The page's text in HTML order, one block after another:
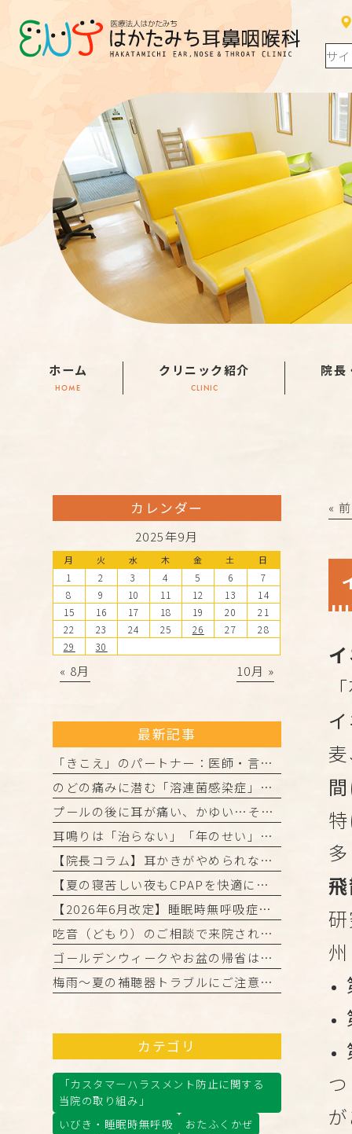
ホーム
HOME
クリニック紹介
CLINIC
院長
«
カレンダー
2025年9月
月 火 水 木 金 土 日
1 2 3 4 5 6
7
8
9 10 11 12 13
14
15
16 17 18 19 20
21
22
23 24 25 26 27
28
29
30
« 8月 10月 »
最新記事
「きこえ」のパートナー：医師・言語聴覚士・認定補聴器技能者の3者が連携して進める「安心の補聴器外来」
のどの痛みに潜む「溶連菌感染症」とは？正しく理解して、しっかり治しましょう
プールの後に耳が痛い、かゆい…それは「外耳炎」かもしれません。
耳鳴りは「治らない」「年のせい」と諦めていませんか？
【院長コラム】耳かきがやめられない…それ、「かゆみの悪循環」かもしれません！
【夏の寝苦しい夜もCPAPを快適に！院長からの3つのアドバイス】
【2026年6月改定】睡眠時無呼吸症候群（CPAP治療）の保険ルール変更と当院からのお知らせ
吃音（どもり）のご相談で来院された患者様・ご家族の皆様へ
ゴールデンウィークやお盆の帰省は「きこえ」のチェックのチャンス！難聴と認知機能の関係について
梅雨～夏の補聴器トラブルにご注意を！ご自宅でのケアと定期メンテナンスのお願い
カテゴリ
「カスタマーハラスメント防止に関する
当院の取り組み」
いびき・睡眠時無呼吸
おたふくかぜ